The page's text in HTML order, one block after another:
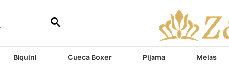
Biquini Cueca Boxer Pijama Meias